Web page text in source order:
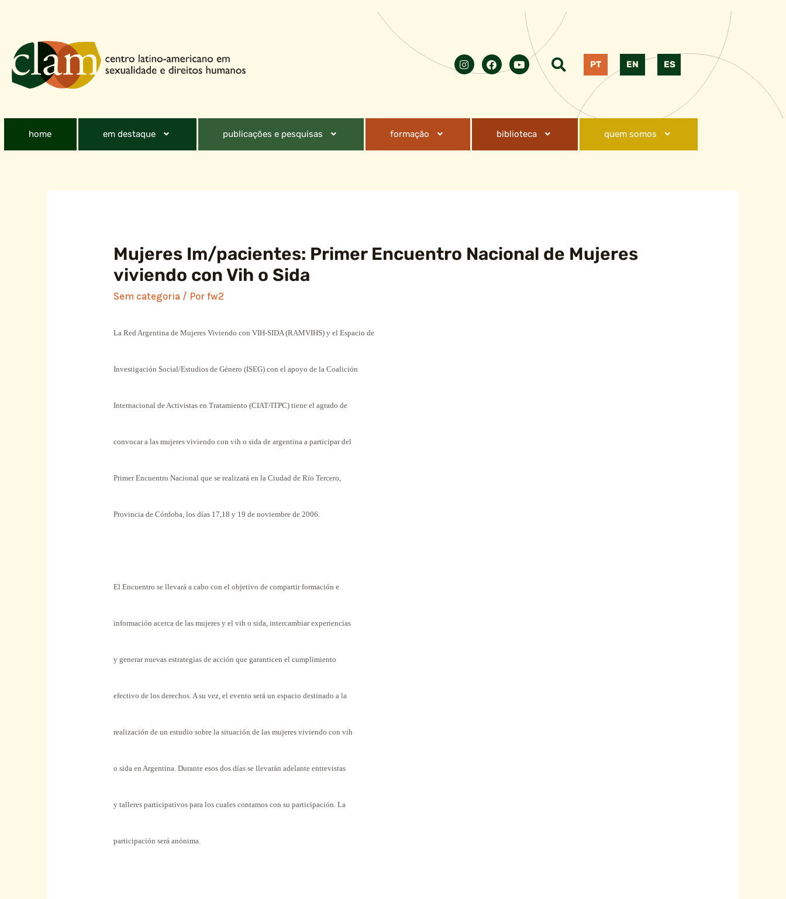
PT EN ES
home em destaque publicações e pesquisas formação biblioteca quem somos
Mujeres Im/pacientes: Primer Encuentro Nacional de Mujeres
viviendo con Vih o Sida
Sem categoria / Porfw2
La Red Argentina de Mujeres Viviendo con VIH-SIDA (RAMVIHS) y el Espacio de
Investigación Social/Estudios de Género (ISEG) con el apoyo de la Coalición
Internacional de Activistas en Tratamiento (CIAT/ITPC) tiene el agrado de
convocar a las mujeres viviendo con vih o sida de argentina a participar del
Primer Encuentro Nacional que se realizará en la Ciudad de Río Tercero,
Provincia de Córdoba, los días 17,18 y 19 de noviembre de 2006.
El Encuentro se llevará a cabo con el objetivo de compartir formación e
información acerca de las mujeres y el vih o sida, intercambiar experiencias
y generar nuevas estrategias de acción que garanticen el cumplimiento
efectivo de los derechos. A su vez, el evento será un espacio destinado a la
realización de un estudio sobre la situación de las mujeres viviendo con vih
o sida en Argentina. Durante esos dos días se llevarán adelante entrevistas
y talleres participativos para los cuales contamos con su participación. La
participación será anónima.